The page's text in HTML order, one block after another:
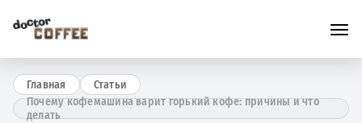
Главная
Статьи
Почему кофемашина варит горький кофе: причины и что
делать